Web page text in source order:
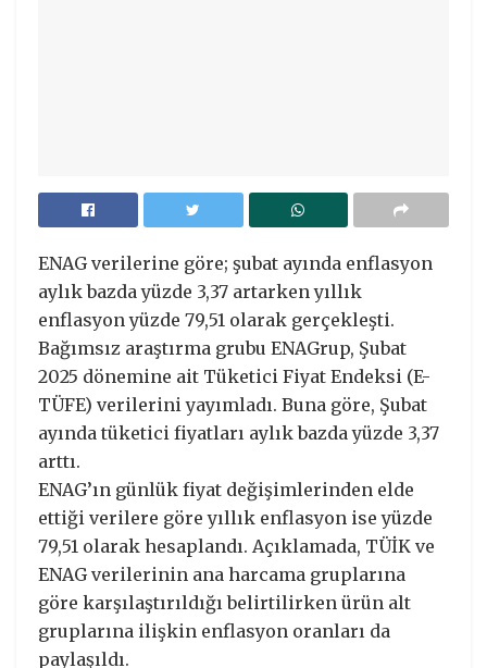
ENAG verilerine göre; şubat ayında enflasyon
aylık bazda yüzde 3,37 artarken yıllık
enflasyon yüzde 79,51 olarak gerçekleşti.
Bağımsız araştırma grubu ENAGrup, Şubat
2025 dönemine ait Tüketici Fiyat Endeksi (E-
TÜFE) verilerini yayımladı. Buna göre, Şubat
ayında tüketici fiyatları aylık bazda yüzde 3,37
arttı.
ENAG’ın günlük fiyat değişimlerinden elde
ettiği verilere göre yıllık enflasyon ise yüzde
79,51 olarak hesaplandı. Açıklamada, TÜİK ve
ENAG verilerinin ana harcama gruplarına
göre karşılaştırıldığı belirtilirken ürün alt
gruplarına ilişkin enflasyon oranları da
paylaşıldı.